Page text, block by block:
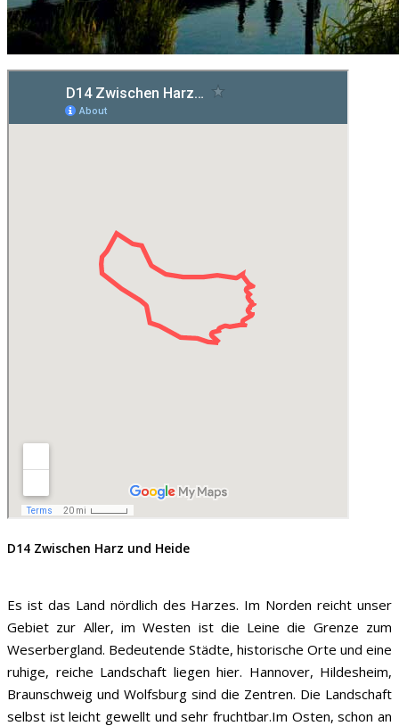
D14 Zwischen Harz und Heide
Es ist das Land nördlich des Harzes. Im Norden reicht unser
Gebiet zur Aller, im Westen ist die Leine die Grenze zum
Weserbergland. Bedeutende Städte, historische Orte und eine
ruhige, reiche Landschaft liegen hier. Hannover, Hildesheim,
Braunschweig und Wolfsburg sind die Zentren. Die Landschaft
selbst ist leicht gewellt und sehr fruchtbar.Im Osten, schon an